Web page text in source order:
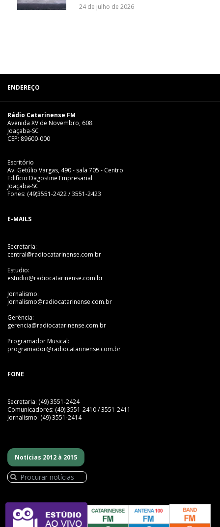
24 de julho de 2026
ENDEREÇO
Rádio Catarinense FM
Avenida XV de Novembro, 608
Joaçaba-SC
CEP: 89600-000
Escritório
Av. Getúlio Vargas, 490 - sala 705 - Centro
Edifício Dagostine Empresarial
Joaçaba-SC
Fones: (49)3551-2422 / 3551-2423
E-MAILS
Secretaria:
central@radiocatarinense.com.br
Estudio:
estudio@radiocatarinense.com.br
Jornalismo:
jornalismo@radiocatarinense.com.br
Gerência:
gerencia@radiocatarinense.com.br
Programador Musical:
programador@radiocatarinense.com.br
FONE
Secretaria: (49) 3551-2424
Comunicadores: (49) 3551-2410 / 3551-2411
Jornalismo: (49) 3551-2414
Notícias 2012 à 2015